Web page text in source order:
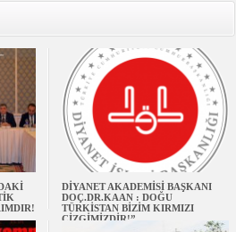
DİYANET AKADEMİSİ BAŞKANI
DOÇ.DR.KAAN : DOĞU
TÜRKİSTAN BİZİM KIRMIZI
ÇİZGİMİZDİR!”